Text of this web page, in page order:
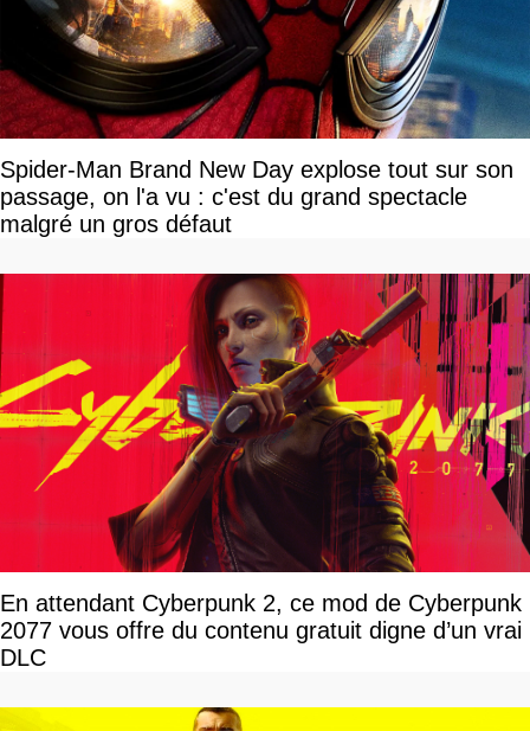
Spider-Man Brand New Day explose tout sur son
passage, on l'a vu : c'est du grand spectacle
malgré un gros défaut
En attendant Cyberpunk 2, ce mod de Cyberpunk
2077 vous offre du contenu gratuit digne d’un vrai
DLC